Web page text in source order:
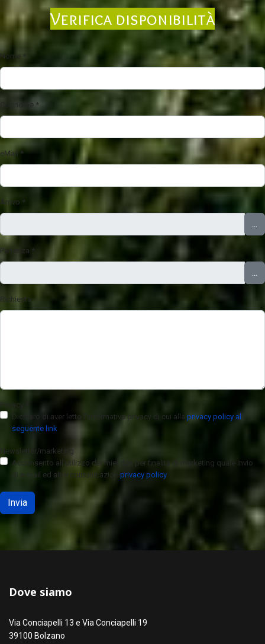
Verifica disponibilità
Nome *
Cognome *
eMail *
Arrivo *
...
Partenza *
...
Richiesta
Privacy
Dichiaro di aver letto l’informativa privacy di cui alla privacy policy al
seguente link
Newsletter/marketing
Acconsento all'utilizzo dei miei dati per finalità di marketing quale invio
di e-mail ed altre comunicazioniprivacy policy
Invia
Dove siamo
Via Conciapelli 13 e Via Conciapelli 19
39100 Bolzano